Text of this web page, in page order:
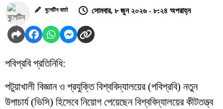
বুলেটিন বার্তা সোমবার, ৮ জুন ২০২৬ - ৮:২৪ অপরাহ্ন
পবিপ্রবি প্রতিনিধি:
পটুয়াখালী বিজ্ঞান ও প্রযুক্তি বিশ্ববিদ্যালয়ের (পবিপ্রবি) নতুন
উপাচার্য (ভিসি) হিসেবে নিয়োগ পেয়েছেন বিশ্ববিদ্যালয়ের কীটতত্ত্ব